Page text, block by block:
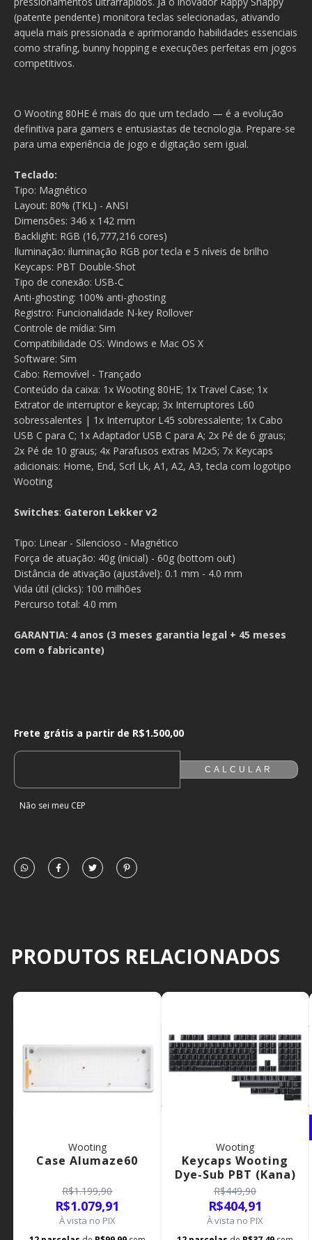
(patente pendente) monitora teclas selecionadas, ativando
aquela mais pressionada e aprimorando habilidades essenciais
como strafing, bunny hopping e execuções perfeitas em jogos
competitivos.
O Wooting 80HE é mais do que um teclado — é a evolução
definitiva para gamers e entusiastas de tecnologia. Prepare-se
para uma experiência de jogo e digitação sem igual.
Teclado:
Tipo: Magnético
Layout: 80% (TKL) - ANSI
Dimensões: 346 x 142 mm
Backlight: RGB (16,777,216 cores)
Iluminação: iluminação RGB por tecla e 5 níveis de brilho
Keycaps: PBT Double-Shot
Tipo de conexão: USB-C
Anti-ghosting: 100% anti-ghosting
Registro: Funcionalidade N-key Rollover
Controle de mídia: Sim
Compatibilidade OS: Windows e Mac OS X
Software: Sim
Cabo: Removível - Trançado
Conteúdo da caixa: 1x Wooting 80HE; 1x Travel Case; 1x
Extrator de interruptor e keycap; 3x Interruptores L60
sobressalentes | 1x Interruptor L45 sobressalente; 1x Cabo
USB C para C; 1x Adaptador USB C para A; 2x Pé de 6 graus;
2x Pé de 10 graus; 4x Parafusos extras M2x5; 7x Keycaps
adicionais: Home, End, Scrl Lk, A1, A2, A3, tecla com logotipo
Wooting
Switches: Gateron Lekker v2
Tipo: Linear - Silencioso - Magnético
Força de atuação: 40g (inicial) - 60g (bottom out)
Distância de ativação (ajustável): 0.1 mm - 4.0 mm
Vida útil (clicks): 100 milhões
Percurso total: 4.0 mm
GARANTIA: 4 anos (3 meses garantia legal + 45 meses
com o fabricante)
Frete grátis a partir deR$1.500,00
ALTERAR CEP
Frete grátis a partir de R$1.500,00
CALCULAR
Não sei meu CEP
PRODUTOS RELACIONADOS
Wooting
Case Alumaze60
R$1.199,90
R$1.079,91
À vista no PIX
Wooting
Keycaps Wooting
Dye-Sub PBT (Kana)
R$449,90
R$404,91
À vista no PIX